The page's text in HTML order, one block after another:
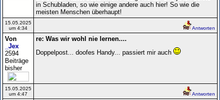
in Schubladen, so wie einige andere auch hier! So wie die
meisten Menschen überhaupt!
15.05.2025
um 4:34
Antworten
Von
_Jex
2594
Beiträge
bisher
re: Was wir wohl nie lernen....
Doppelpost... doofes Handy... passiert mir auch
15.05.2025
um 4:47
Antworten